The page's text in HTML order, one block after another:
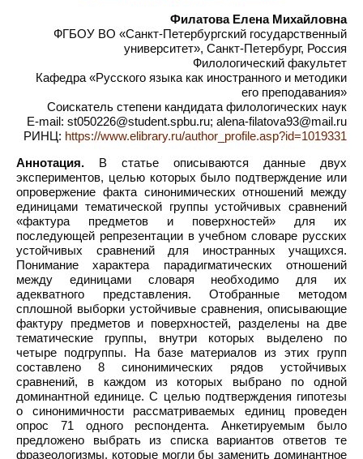
Филатова Елена Михайловна
ФГБОУ ВО «Санкт-Петербургский государственный
университет», Санкт-Петербург, Россия
Филологический факультет
Кафедра «Русского языка как иностранного и методики
его преподавания»
Соискатель степени кандидата филологических наук
E-mail: st050226@student.spbu.ru; alena-filatova93@mail.ru
РИНЦ: https://www.elibrary.ru/author_profile.asp?id=1019331
Аннотация. В статье описываются данные двух
экспериментов, целью которых было подтверждение или
опровержение факта синонимических отношений между
единицами тематической группы устойчивых сравнений
«фактура предметов и поверхностей» для их
последующей репрезентации в учебном словаре русских
устойчивых сравнений для иностранных учащихся.
Понимание характера парадигматических отношений
между единицами словаря необходимо для их
адекватного представления. Отобранные методом
сплошной выборки устойчивые сравнения, описывающие
фактуру предметов и поверхностей, разделены на две
тематические группы, внутри которых выделено по
четыре подгруппы. На базе материалов из этих групп
составлено 8 синонимических рядов устойчивых
сравнений, в каждом из которых выбрано по одной
доминантной единице. С целью подтверждения гипотезы
о синонимичности рассматриваемых единиц проведен
опрос 71 одного респондента. Анкетируемым было
предложено выбрать из списка вариантов ответов те
фразеологизмы, которые могли бы заменить доминантное